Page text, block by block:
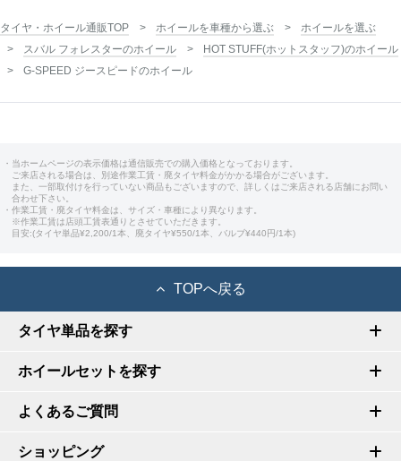
タイヤ・ホイール通販TOP ホイールを車種から選ぶ
ホイールを選ぶ
スバル フォレスターのホイール
HOT STUFF(ホットスタッフ)のホイール
G-SPEED ジースピードのホイール
・当ホームページの表示価格は通信販売での購入価格となっております。
ご来店される場合は、別途作業工賃・廃タイヤ料金がかかる場合がございます。
また、一部取付けを行っていない商品もございますので、詳しくはご来店される店舗にお問い
合わせ下さい。
・作業工賃・廃タイヤ料金は、サイズ・車種により異なります。
※作業工賃は店頭工賃表通りとさせていただきます。
目安:(タイヤ単品¥2,200/1本、廃タイヤ¥550/1本、バルブ¥440円/1本)
TOPへ戻る
タイヤ単品を探す
ホイールセットを探す
よくあるご質問
ショッピング